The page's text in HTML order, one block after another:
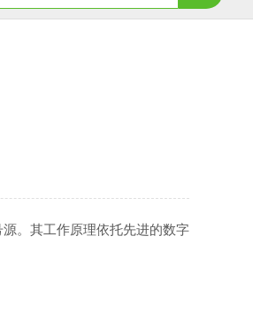
。其工作原理依托先进的数字